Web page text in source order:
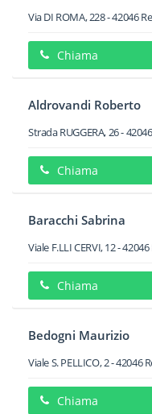
Via DI ROMA, 228-42046
Chiama
Aldrovandi Roberto
Strada RUGGERA, 26-42046
Chiama
Baracchi Sabrina
Viale F.LLI CERVI, 12-42046
Chiama
Bedogni Maurizio
Viale S. PELLICO, 2-42046
Chiama